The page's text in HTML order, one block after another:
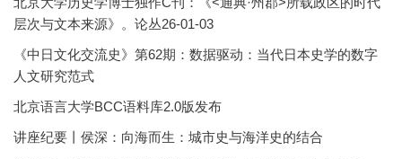
层次与文本来源》。论丛26-01-03
《中日文化交流史》第62期：数据驱动：当代日本史学的数字
人文研究范式
北京语言大学BCC语料库2.0版发布
讲座纪要丨侯深：向海而生：城市史与海洋史的结合